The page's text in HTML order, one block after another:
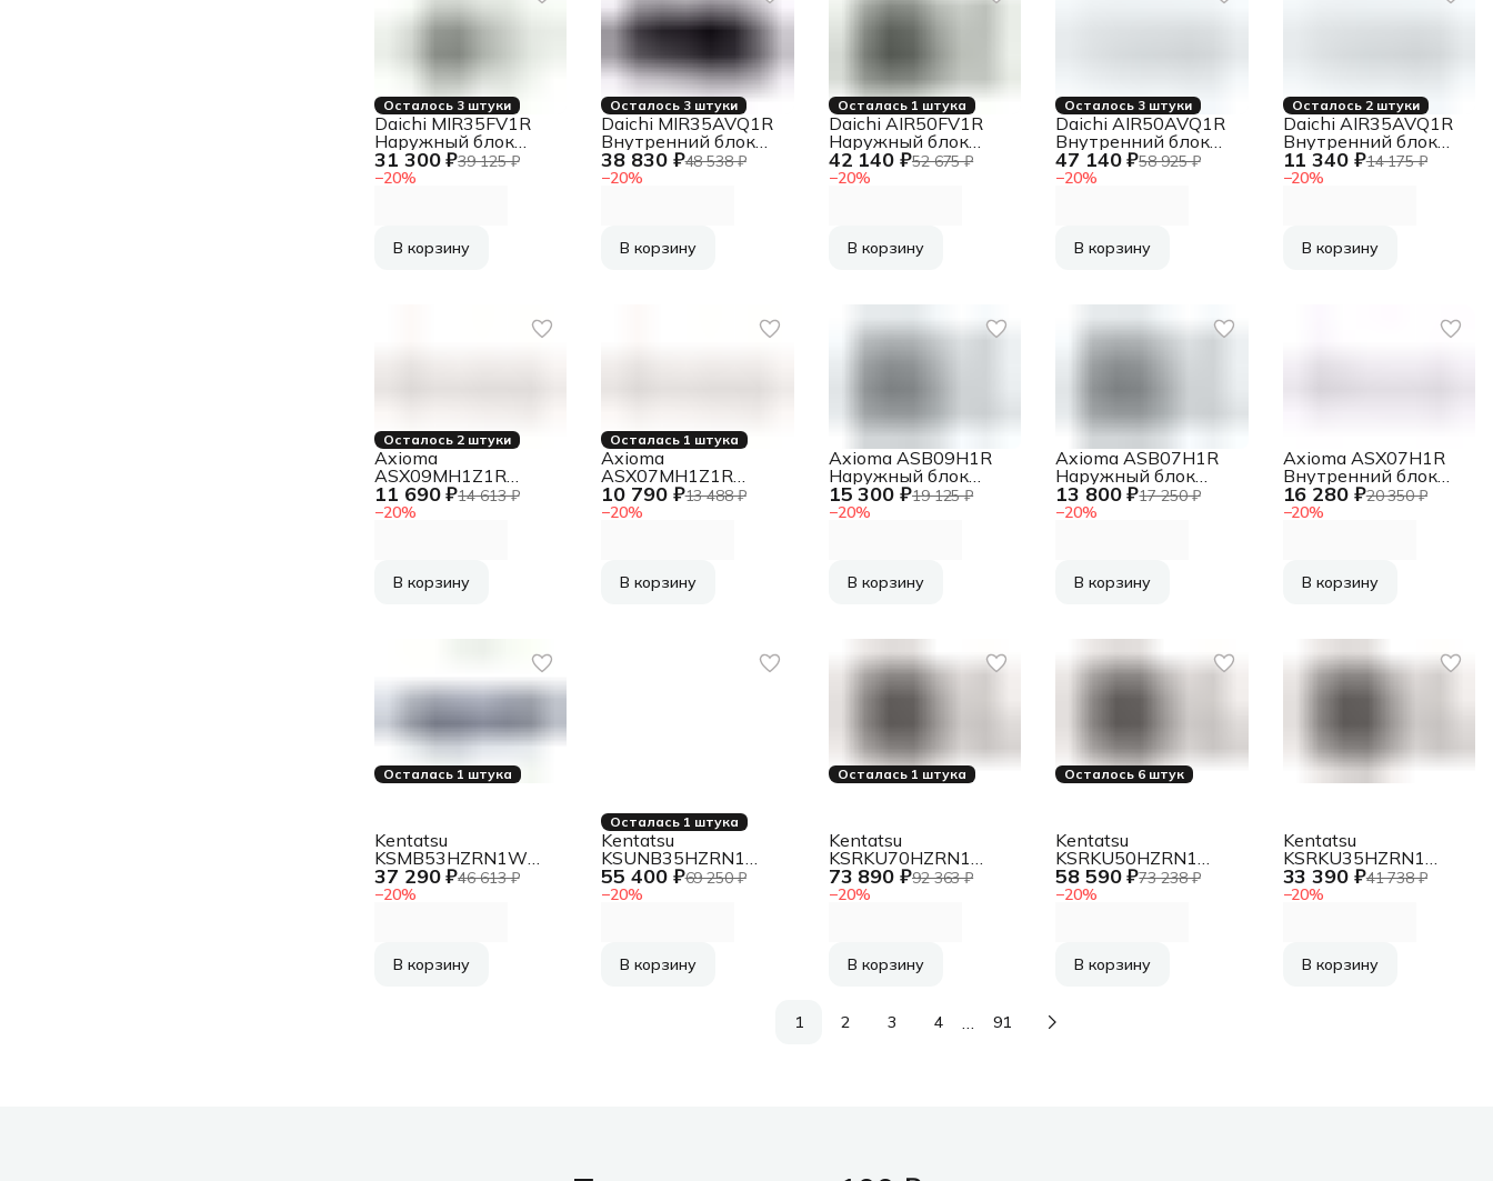
Осталось 3 штуки
31 300 ₽39 125 ₽
−20%
Daichi MIR35FV1R
Наружный блок
кондиционера
В корзину
Осталось 3 штуки
38 830 ₽48 538 ₽
−20%
Daichi MIR35AVQ1R
Внутренний блок
кондиционера
В корзину
Осталась 1 штука
42 140 ₽52 675 ₽
−20%
Daichi AIR50FV1R
Наружный блок
кондиционера
В корзину
Осталось 3 штуки
47 140 ₽58 925 ₽
−20%
Daichi AIR50AVQ1R
Внутренний блок
кондиционера
В корзину
Осталось 2 штуки
11 340 ₽14 175 ₽
−20%
Daichi AIR35AVQ1R
Внутренний блок
кондиционера
В корзину
Осталось 2 штуки
11 690 ₽14 613 ₽
−20%
Axioma
ASX09MH1Z1R
Внутренний блок
мультисистемы
В корзину
Осталась 1 штука
10 790 ₽13 488 ₽
−20%
Axioma
ASX07MH1Z1R
Внутренний блок
мультисистемы
В корзину
15 300 ₽19 125 ₽
−20%
Axioma ASB09H1R
Наружный блок
кондиционера
В корзину
13 800 ₽17 250 ₽
−20%
Axioma ASB07H1R
Наружный блок
кондиционера
В корзину
16 280 ₽20 350 ₽
−20%
Axioma ASX07H1R
Внутренний блок
кондиционера
В корзину
Осталась 1 штука
37 290 ₽46 613 ₽
−20%
Kentatsu
KSMB53HZRN1W
Внутренний блок
кондиционера
В корзину
Осталась 1 штука
55 400 ₽69 250 ₽
−20%
Kentatsu
KSUNB35HZRN1
Наружный блок
кондиционера
В корзину
Осталась 1 штука
73 890 ₽92 363 ₽
−20%
Kentatsu
KSRKU70HZRN1
Наружный блок
кондиционера
В корзину
Осталось 6 штук
58 590 ₽73 238 ₽
−20%
Kentatsu
KSRKU50HZRN1
Наружный блок
кондиционера
В корзину
33 390 ₽41 738 ₽
−20%
Kentatsu
KSRKU35HZRN1
Наружный блок
кондиционера
В корзину
1 2 3 4 … 91